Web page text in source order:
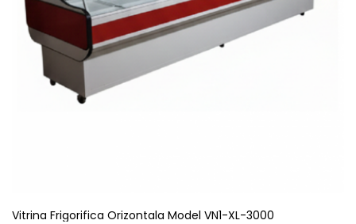
Vitrina Frigorifica Orizontala Model VN1-XL-3000